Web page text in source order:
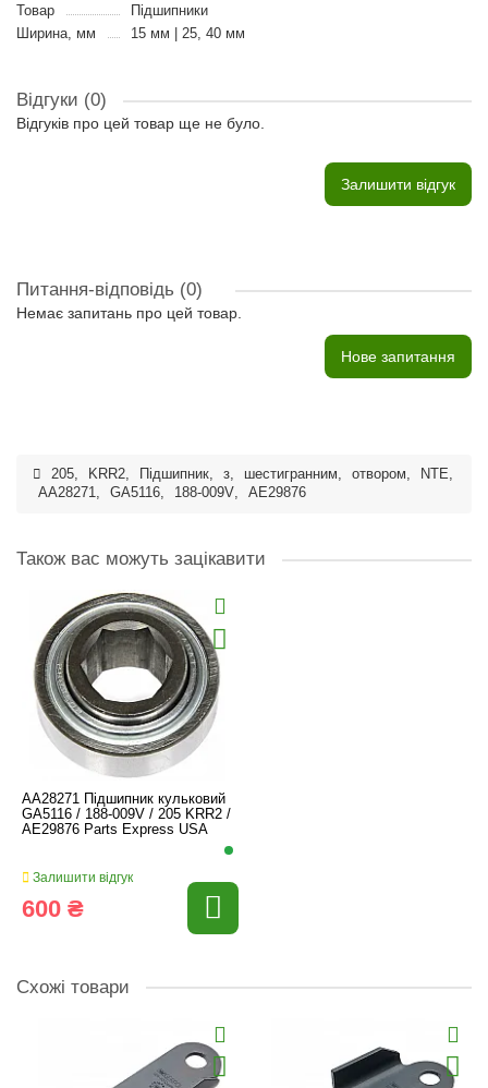
Товар
Підшипники
Ширина, мм
15 мм | 25, 40 мм
Відгуки (0)
Відгуків про цей товар ще не було.
Залишити відгук
Питання-відповідь (0)
Немає запитань про цей товар.
Нове запитання
205, KRR2, Підшипник, з, шестигранним, отвором, NTE,
AA28271, GA5116, 188-009V, AE29876
Також вас можуть зацікавити
AA28271 Підшипник кульковий
GA5116 / 188-009V / 205 KRR2 /
AE29876 Parts Express USA
Залишити відгук
600 ₴
Схожі товари